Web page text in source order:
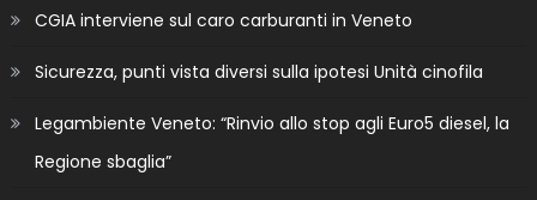
CGIA interviene sul caro carburanti in Veneto
Sicurezza, punti vista diversi sulla ipotesi Unità cinofila
Legambiente Veneto: “Rinvio allo stop agli Euro5 diesel, la
Regione sbaglia”